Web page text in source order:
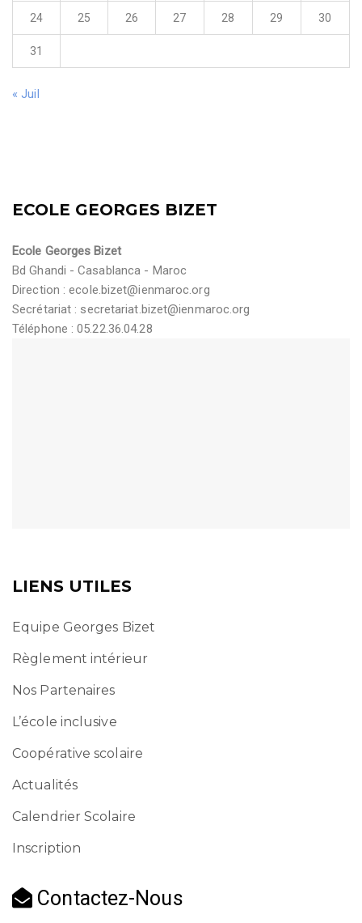
24 25 26 27 28 29 30
31
« Juil
ECOLE GEORGES BIZET
Ecole Georges Bizet
Bd Ghandi - Casablanca - Maroc
Direction :ecole.bizet@ienmaroc.org
Secrétariat : secretariat.bizet@ienmaroc.org
Téléphone : 05.22.36.04.28
LIENS UTILES
Equipe Georges Bizet
Règlement intérieur
Nos Partenaires
L’école inclusive
Coopérative scolaire
Actualités
Calendrier Scolaire
Inscription
Contactez-Nous